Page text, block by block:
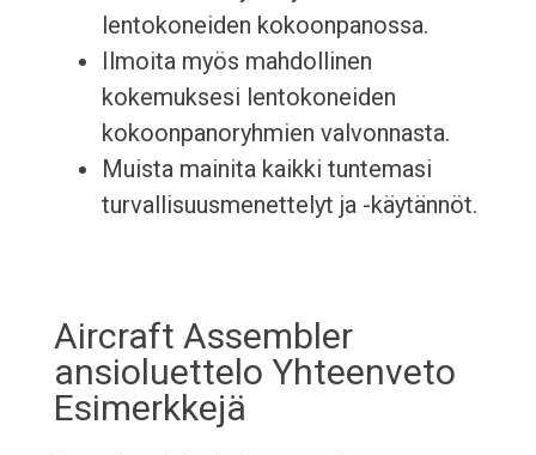
lentokoneiden kokoonpanossa.
Ilmoita myös mahdollinen
kokemuksesi lentokoneiden
kokoonpanoryhmien valvonnasta.
Muista mainita kaikki tuntemasi
turvallisuusmenettelyt ja -käytännöt.
Aircraft Assembler
ansioluettelo Yhteenveto
Esimerkkejä